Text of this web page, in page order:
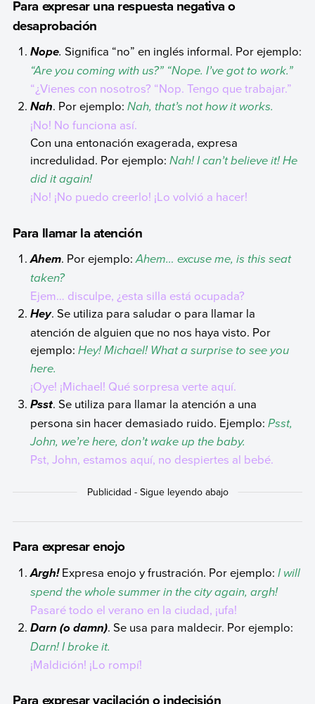
Para expresar una respuesta negativa o
desaprobación
Nope. Significa “no” en inglés informal. Por ejemplo:
“Are you coming with us?” “Nope. I’ve got to work.”
“¿Vienes con nosotros? “Nop. Tengo que trabajar.”
Nah. Por ejemplo:Nah, that’s not how it works.
¡No! No funciona así.
Con una entonación exagerada, expresa
incredulidad. Por ejemplo:Nah! I can’t believe it! He
did it again!
¡No! ¡No puedo creerlo! ¡Lo volvió a hacer!
Para llamar la atención
Ahem. Por ejemplo:Ahem… excuse me, is this seat
taken?
Ejem… disculpe, ¿esta silla está ocupada?
Hey. Se utiliza para saludar o para llamar la
atención de alguien que no nos haya visto. Por
ejemplo:Hey! Michael! What a surprise to see you
here.
¡Oye! ¡Michael! Qué sorpresa verte aquí.
Psst. Se utiliza para llamar la atención a una
persona sin hacer demasiado ruido. Ejemplo:Psst,
John, we’re here, don’t wake up the baby.
Pst, John, estamos aquí, no despiertes al bebé.
Para expresar enojo
Argh! Expresa enojo y frustración. Por ejemplo:I will
spend the whole summer in the city again, argh!
Pasaré todo el verano en la ciudad, ¡ufa!
Darn (o damn). Se usa para maldecir. Por ejemplo:
Darn! I broke it.
¡Maldición! ¡Lo rompí!